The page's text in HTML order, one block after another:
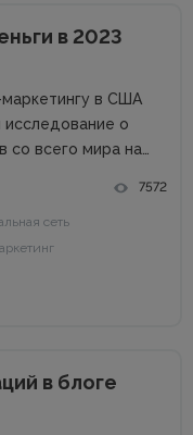
в 2023
в США
исследование о
со всего мира на
обороты
и других
7572
сеть
в блоге